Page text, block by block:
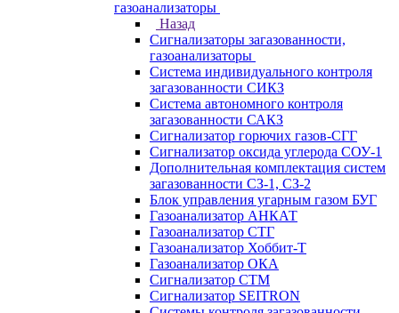
газоанализаторы
Назад
Сигнализаторы загазованности,
газоанализаторы
Система индивидуального контроля
загазованности СИКЗ
Система автономного контроля
загазованности САКЗ
Сигнализатор горючих газов-СГГ
Сигнализатор оксида углерода СОУ-1
Дополнительная комплектация систем
загазованности СЗ-1, СЗ-2
Блок управления угарным газом БУГ
Газоанализатор АНКАТ
Газоанализатор СТГ
Газоанализатор Хоббит-Т
Газоанализатор ОКА
Сигнализатор СТМ
Сигнализатор SEITRON